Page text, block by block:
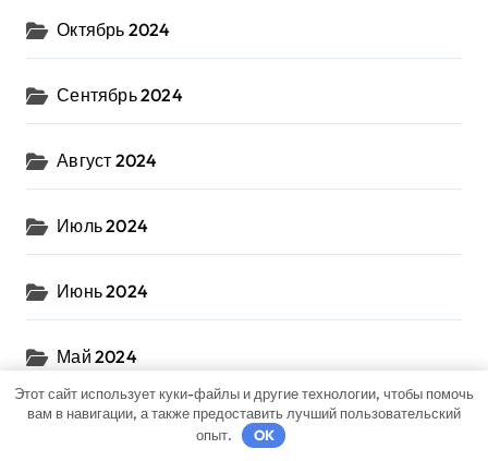
Октябрь 2024
Сентябрь 2024
Август 2024
Июль 2024
Июнь 2024
Май 2024
Апрель 2024
Этот сайт использует куки-файлы и другие технологии, чтобы помочь
вам в навигации, а также предоставить лучший пользовательский
опыт.
OK